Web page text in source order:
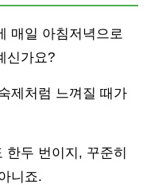
매일 아침저녁으로
신가요?
제처럼 느껴질 때가
한두 번이지, 꾸준히
니죠.